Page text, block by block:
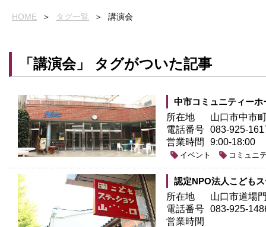
HOME ＞ タグ一覧 ＞ 講演会
「講演会」 タグがついた記事
中市コミュニティーホ
所在地
山口市中市
電話番号 083-925-
営業時間
9:00-18:00
イベント コミュニ
認定NPO法人こども
所在地
山口市道場
電話番号 083-925-
営業時間